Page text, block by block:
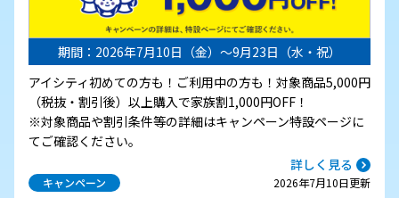
期間：2026年7月10日（金）～9月23日（水・祝）
アイシティ初めての方も！ご利用中の方も！対象商品5,000円
（税抜・割引後）以上購入で家族割1,000円OFF！
※対象商品や割引条件等の詳細はキャンペーン特設ページに
てご確認ください。
詳しく見る
キャンペーン 2026年7月10日更新